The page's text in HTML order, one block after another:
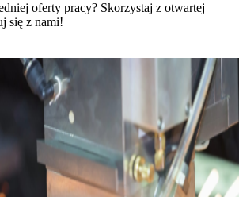
oferty pracy? Skorzystaj z otwartej
się z nami!